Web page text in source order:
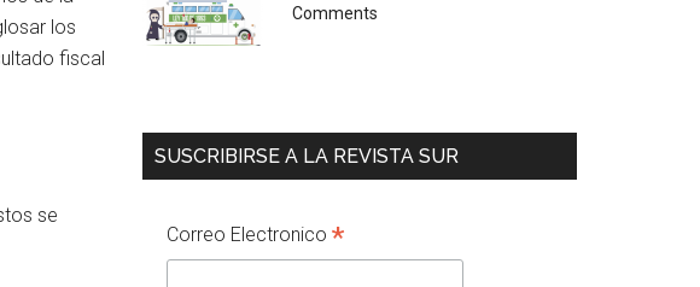
los
fiscal
se
Comments
SUSCRIBIRSE A LA REVISTA SUR
Correo Electronico *